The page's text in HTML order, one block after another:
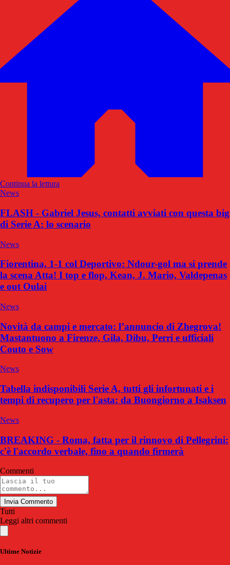
Continua la lettura
News
FLASH - Gabriel Jesus, contatti avviati con questa big
di Serie A: lo scenario
News
Fiorentina, 1-1 col Deportivo: Ndour-gol ma si prende
la scena Atta! I top e flop, Kean, J. Mario, Valdepenas
e out Oulai
News
Novità da campi e mercato: l’annuncio di Zhegrova!
Mastantuono a Firenze, Gila, Dibu, Perri e ufficiali
Couto e Sow
News
Tabella indisponibili Serie A, tutti gli infortunati e i
tempi di recupero per l'asta: da Buongiorno a Isaksen
News
BREAKING - Roma, fatta per il rinnovo di Pellegrini:
c'è l'accordo verbale, fino a quando firmerà
Commenti
Invia Commento
Tutti
Leggi altri commenti
Ultime Notizie